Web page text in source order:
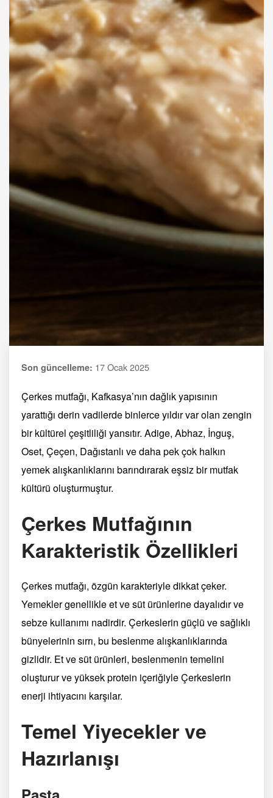
Son güncelleme: 17 Ocak 2025
Çerkes mutfağı, Kafkasya’nın dağlık yapısının
yarattığı derin vadilerde binlerce yıldır var olan zengin
bir kültürel çeşitliliği yansıtır. Adige, Abhaz, İnguş,
Oset, Çeçen, Dağıstanlı ve daha pek çok halkın
yemek alışkanlıklarını barındırarak eşsiz bir mutfak
kültürü oluşturmuştur.
Çerkes Mutfağının
Karakteristik Özellikleri
Çerkes mutfağı, özgün karakteriyle dikkat çeker.
Yemekler genellikle et ve süt ürünlerine dayalıdır ve
sebze kullanımı nadirdir. Çerkeslerin güçlü ve sağlıklı
bünyelerinin sırrı, bu beslenme alışkanlıklarında
gizlidir. Et ve süt ürünleri, beslenmenin temelini
oluşturur ve yüksek protein içeriğiyle Çerkeslerin
enerji ihtiyacını karşılar.
Temel Yiyecekler ve
Hazırlanışı